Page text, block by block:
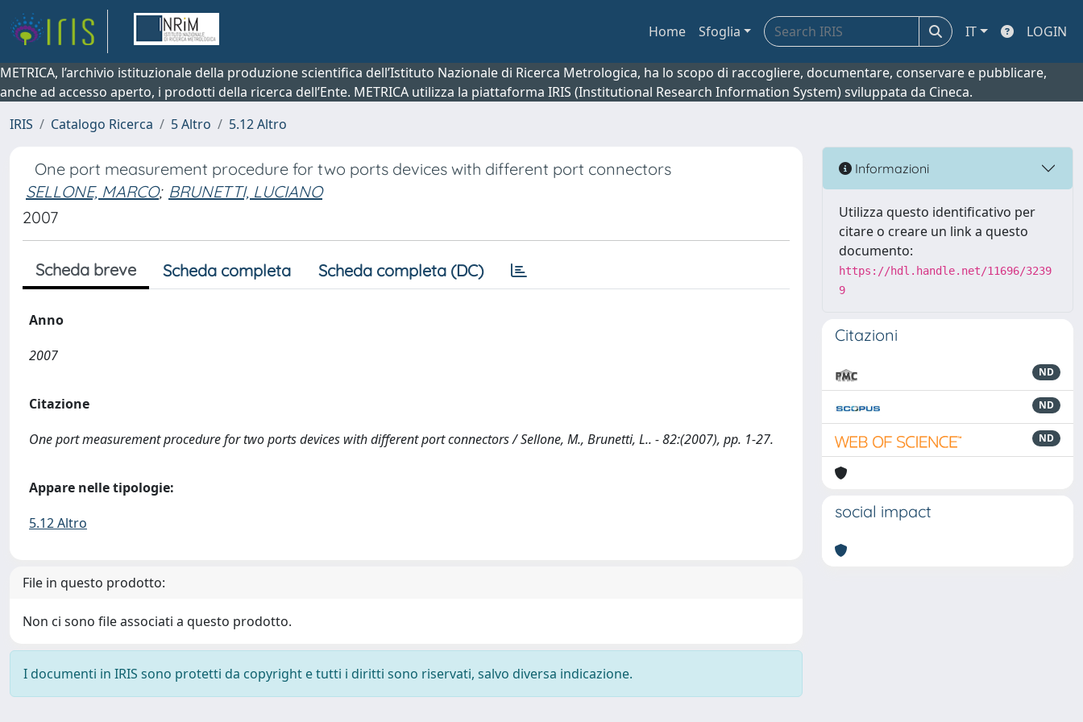
Home Sfoglia IT LOGIN
METRICA, l’archivio istituzionale della produzione scientifica dell’Istituto Nazionale di Ricerca Metrologica, ha lo scopo di raccogliere, documentare, conservare e pubblicare,
anche ad accesso aperto, i prodotti della ricerca dell’Ente. METRICA utilizza la piattaforma IRIS (Institutional Research Information System) sviluppata da Cineca.
IRIS
Catalogo Ricerca 5 Altro 5.12 Altro
One port measurement procedure for two ports devices with different port connectors
SELLONE, MARCO; BRUNETTI, LUCIANO
2007
Scheda breve Scheda completa Scheda completa (DC)
Anno
2007
Citazione
One port measurement procedure for two ports devices with different port connectors / Sellone, M., Brunetti, L.. - 82:(2007), pp. 1-27.
Appare nelle tipologie:
5.12 Altro
File in questo prodotto:
Non ci sono file associati a questo prodotto.
I documenti in IRIS sono protetti da copyright e tutti i diritti sono riservati, salvo diversa indicazione.
Informazioni
Utilizza questo identificativo per
citare o creare un link a questo
documento:
https://hdl.handle.net/11696/3239
9
Citazioni
ND
ND
ND
social impact